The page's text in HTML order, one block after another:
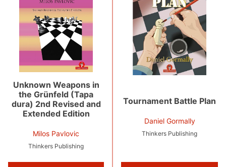
Unknown Weapons in
the Grünfeld (Tapa
dura) 2nd Revised and
Extended Edition
Milos Pavlovic
Thinkers Publishing
Tournament Battle Plan
Daniel Gormally
Thinkers Publishing